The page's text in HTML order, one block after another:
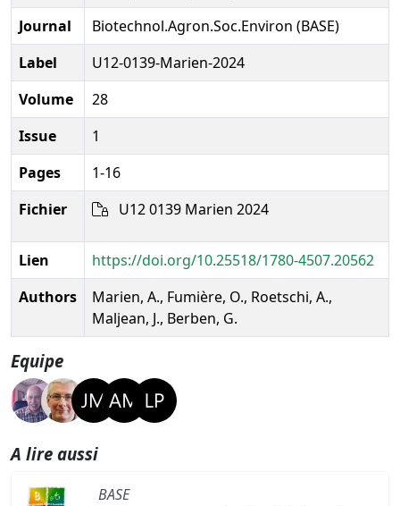
Journal
Biotechnol.Agron.Soc.Environ (BASE)
Label
U12-0139-Marien-2024
Volume
28
Issue
1
Pages
1-16
Fichier
U12 0139 Marien 2024
Lien
https://doi.org/10.25518/1780-4507.20562
Authors
Marien, A., Fumière, O., Roetschi, A.,
Maljean, J., Berben, G.
Equipe
A lire aussi
BASE